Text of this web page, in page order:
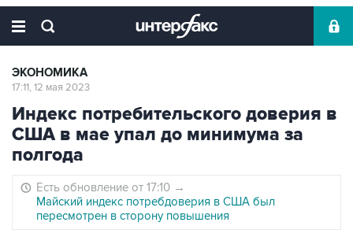
ЭКОНОМИКА
17:11, 12 мая 2023
Индекс потребительского доверия в
США в мае упал до минимума за
полгода
Есть обновление от 17:10 →
Майский индекс потребдоверия в США был
пересмотрен в сторону повышения